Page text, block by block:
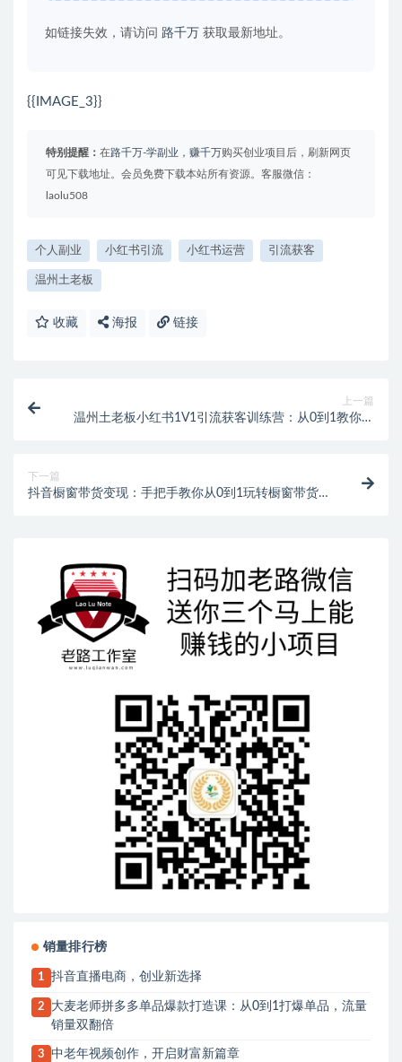
如链接失效，请访问 路千万 获取最新地址。
{{IMAGE_3}}
特别提醒： 在路千万-学副业，赚千万购买创业项目后，刷新网页
可见下载地址。会员免费下载本站所有资源。客服微信：
laolu508
个人副业 小红书引流 小红书运营 引流获客
温州土老板
收藏 海报 链接
上一篇
温州土老板小红书1V1引流获客训练营：从0到1教你打
下一篇
抖音橱窗带货变现：手把手教你从0到1玩转橱窗带货，
销量排行榜
1 抖音直播电商，创业新选择
2
大麦老师拼多多单品爆款打造课：从0到1打爆单品，流量
销量双翻倍
3 中老年视频创作，开启财富新篇章